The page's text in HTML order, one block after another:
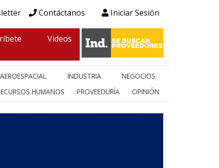
Contáctanos Iniciar Sesión
Videos
AEROESPACIAL INDUSTRIA
NEGOCIOS
HUMANOS
PROVEEDURÍA OPINIÓN